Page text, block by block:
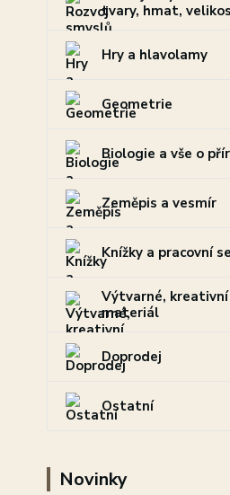
tvary, hmat,
Hry a hlavolamy
Geometrie
Biologie a vše o
Zeměpis a vesmír
Knížky a pracovní
Výtvarné, kreativní
materiál
Doprodej
Ostatní
Novinky